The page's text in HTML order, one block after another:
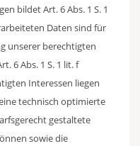
bildet Art. 6 Abs. 1 S. 1
Daten sind für
unserer berechtigten
6 Abs. 1 S. 1 lit. f
Interessen liegen
technisch optimierte
gestaltete
sowie die